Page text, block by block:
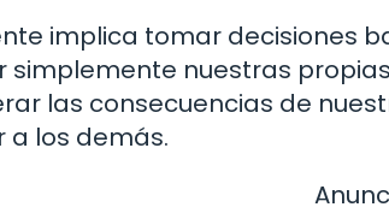
implica tomar decisiones
simplemente nuestras
las consecuencias de
los demás.